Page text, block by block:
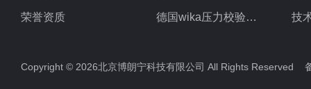
荣誉资质 德国wika压力校验系统
美国固瑞克GRACO
技
Copyright © 2026北京博朗宁科技有限公司 All Rights Reserved